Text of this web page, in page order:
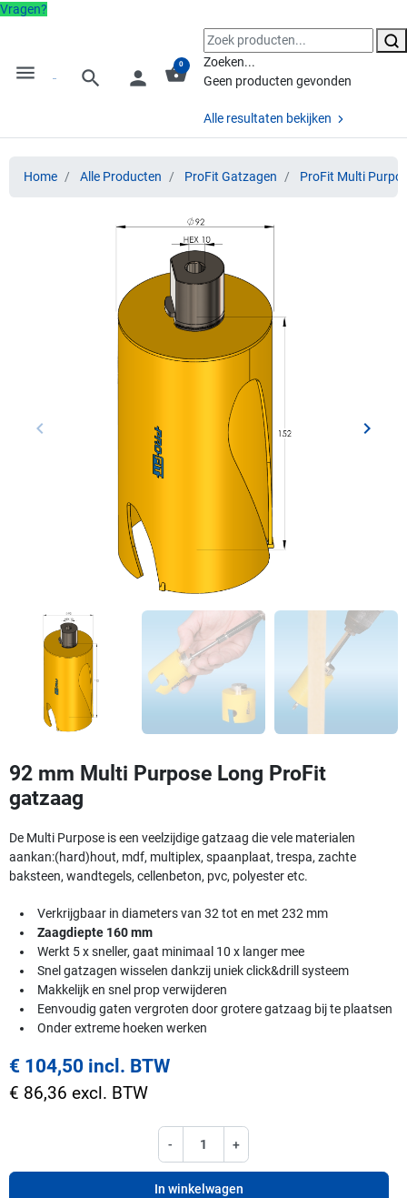
Vragen?
menu search person shopping_basket
0
Zoeken...
Geen producten gevonden
Alle resultaten bekijken
Home Alle Producten ProFit Gatzagen ProFit Multi
Vorige
keyboard_arrow_left keyboard_arrow_right
92 mm Multi Purpose Long ProFit
gatzaag
De Multi Purpose is een veelzijdige gatzaag die vele materialen
aankan:(hard)hout, mdf, multiplex, spaanplaat, trespa, zachte
baksteen, wandtegels, cellenbeton, pvc, polyester etc.
Verkrijgbaar in diameters van 32 tot en met 232 mm
Zaagdiepte 160 mm
Werkt 5 x sneller, gaat minimaal 10 x langer mee
Snel gatzagen wisselen dankzij uniek click&drill systeem
Makkelijk en snel prop verwijderen
Eenvoudig gaten vergroten door grotere gatzaag bij te plaatsen
Onder extreme hoeken werken
€ 104,50 incl. BTW
€ 86,36 excl. BTW
- +
In winkelwagen